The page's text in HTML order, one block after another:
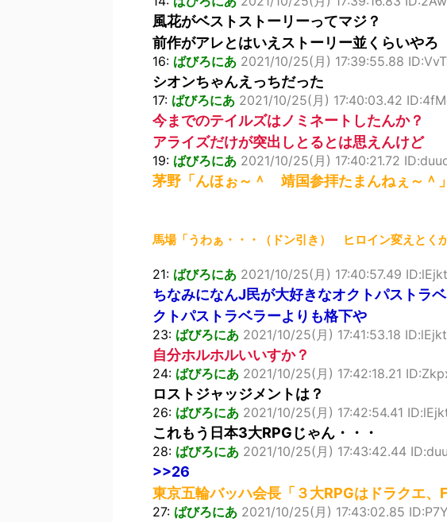
風花がベストストーリーってマジ？
前作がアレとはいえストーリー並くらいやろ
16: ばびろにあ 2021/10/25(月) 17:39:55.88
シオンちゃんえっちだった
17: ばびろにあ 2021/10/25(月) 17:40:03.42
今までのテイルズはノミネートしたんか？
アライズだけが突出しとるとは思えんけど
19: ばびろにあ 2021/10/25(月) 17:40:21.72
茅野「んほぉ～＾ 靖国参拝たまんねぇ～＾」
馬場「うわぁ・・・（ドン引き） ヒロイン変えとくか
21: ばびろにあ 2021/10/25(月) 17:40:57.49
ちなみになんJ民が大好きなオクトパストラ
クトパストラベラーよりも格下や
23: ばびろにあ 2021/10/25(月) 17:41:53.18
自分ホルホルいいすか？
24: ばびろにあ 2021/10/25(月) 17:42:18.21
ロストジャッジメントは？
26: ばびろにあ 2021/10/25(月) 17:42:54.41
これもう日本3大RPGじゃん・・・
28: ばびろにあ 2021/10/25(月) 17:43:42.44
>>26
東京五輪バッハ会長「３大RPGはドラクエ、
27: ばびろにあ 2021/10/25(月) 17:43:02.85